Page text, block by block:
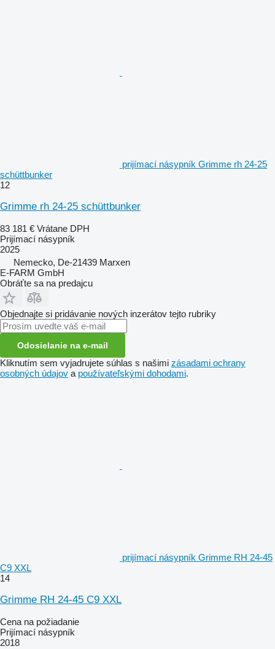
prijímací násypník Grimme rh 24-25
schüttbunker
12
Grimme rh 24-25 schüttbunker
83 181 € Vrátane DPH
Prijímací násypník
2025
Nemecko, De-21439 Marxen
E-FARM GmbH
Obráťte sa na predajcu
Objednajte si pridávanie nových inzerátov tejto rubriky
Odosielanie na e-mail
Kliknutím sem vyjadrujete súhlas s našimi zásadami ochrany
osobných údajov a používateľskými dohodami.
prijímací násypník Grimme RH 24-45
C9 XXL
14
Grimme RH 24-45 C9 XXL
Cena na požiadanie
Prijímací násypník
2018